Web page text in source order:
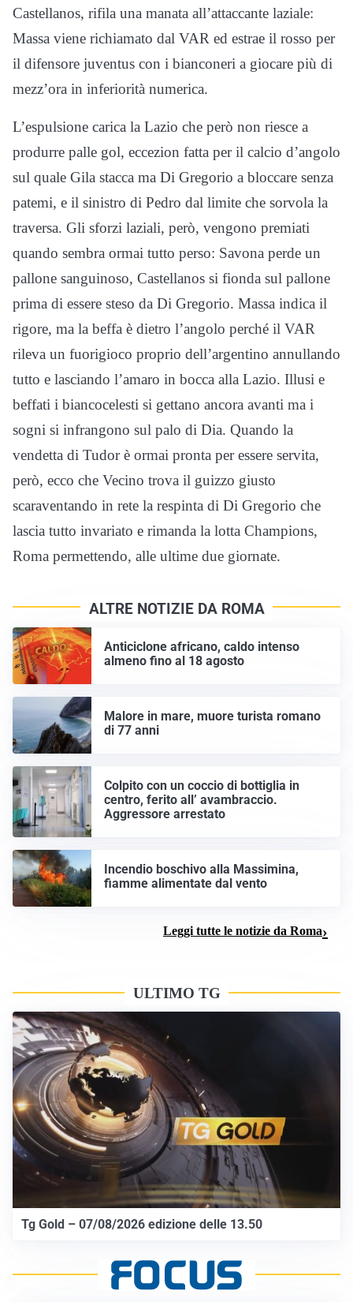
Castellanos, rifila una manata all’attaccante laziale:
Massa viene richiamato dal VAR ed estrae il rosso per
il difensore juventus con i bianconeri a giocare più di
mezz’ora in inferiorità numerica.
L’espulsione carica la Lazio che però non riesce a
produrre palle gol, eccezion fatta per il calcio d’angolo
sul quale Gila stacca ma Di Gregorio a bloccare senza
patemi, e il sinistro di Pedro dal limite che sorvola la
traversa. Gli sforzi laziali, però, vengono premiati
quando sembra ormai tutto perso: Savona perde un
pallone sanguinoso, Castellanos si fionda sul pallone
prima di essere steso da Di Gregorio. Massa indica il
rigore, ma la beffa è dietro l’angolo perché il VAR
rileva un fuorigioco proprio dell’argentino annullando
tutto e lasciando l’amaro in bocca alla Lazio. Illusi e
beffati i biancocelesti si gettano ancora avanti ma i
sogni si infrangono sul palo di Dia. Quando la
vendetta di Tudor è ormai pronta per essere servita,
però, ecco che Vecino trova il guizzo giusto
scaraventando in rete la respinta di Di Gregorio che
lascia tutto invariato e rimanda la lotta Champions,
Roma permettendo, alle ultime due giornate.
ALTRE NOTIZIE DA ROMA
Anticiclone africano, caldo intenso
almeno fino al 18 agosto
Malore in mare, muore turista romano
di 77 anni
Colpito con un coccio di bottiglia in
centro, ferito all’ avambraccio.
Aggressore arrestato
Incendio boschivo alla Massimina,
fiamme alimentate dal vento
Leggi tutte le notizie da Roma
ULTIMO TG
Tg Gold – 07/08/2026 edizione delle 13.50